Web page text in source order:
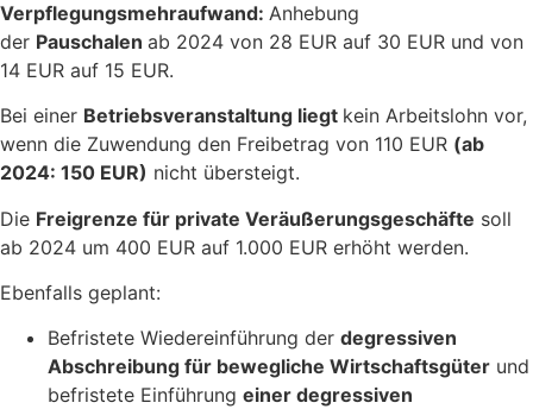
Verpflegungsmehraufwand: Anhebung
der Pauschalen ab 2024 von 28 EUR auf 30 EUR und von
14 EUR auf 15 EUR.
Bei einer Betriebsveranstaltung liegt kein Arbeitslohn vor,
wenn die Zuwendung den Freibetrag von 110 EUR (ab
2024: 150 EUR) nicht übersteigt.
Die Freigrenze für private Veräußerungsgeschäfte soll
ab 2024 um 400 EUR auf 1.000 EUR erhöht werden.
Ebenfalls geplant:
Befristete Wiedereinführung der degressiven
Abschreibung für bewegliche Wirtschaftsgüter und
befristete Einführung einer degressiven